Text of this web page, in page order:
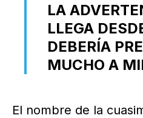
LA
LLEGA
DEBERÍA
MUCHO A
El nombre de la